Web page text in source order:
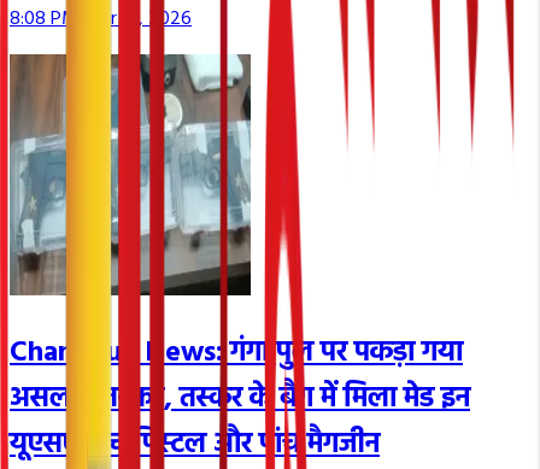
8:08 PM, Apr 10, 2026
Chandauli News: गंगा पुल पर पकड़ा गया
असलहा तस्कर, तस्कर के बैग में मिला मेड इन
यूएसए पांच पिस्टल और पांच मैगजीन